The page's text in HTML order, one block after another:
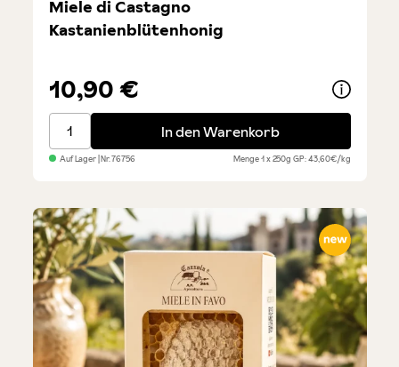
Miele di Castagno
Kastanienblütenhonig
10,90 €
Miele di Castagno Kastanienblütenhonig
In den Warenkorb
Auf Lager| Nr.76756 Menge1 x 250gGP: 43,60€/kg